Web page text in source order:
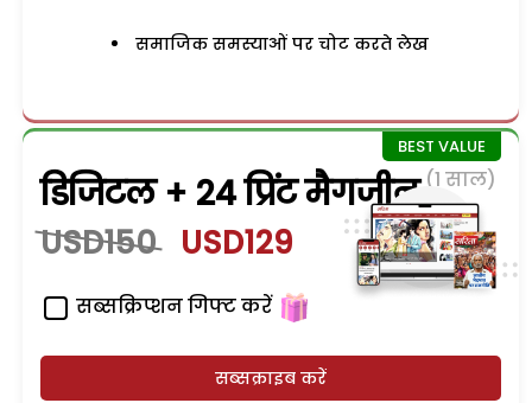
समाजिक समस्याओं पर चोट करते लेख
डिजिटल + 24 प्रिंट मैगजीन (1 साल)
USD150 USD129
सब्सक्रिप्शन गिफ्ट करें
सब्सक्राइब करें